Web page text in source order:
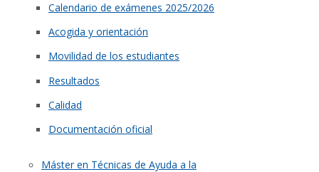
Calendario de exámenes 2025/2026
Acogida y orientación
Movilidad de los estudiantes
Resultados
Calidad
Documentación oficial
Máster en Técnicas de Ayuda a la